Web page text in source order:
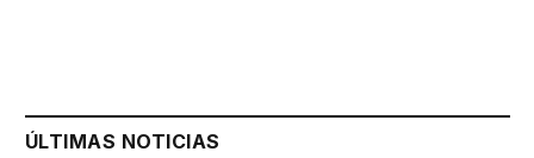
ÚLTIMAS NOTICIAS